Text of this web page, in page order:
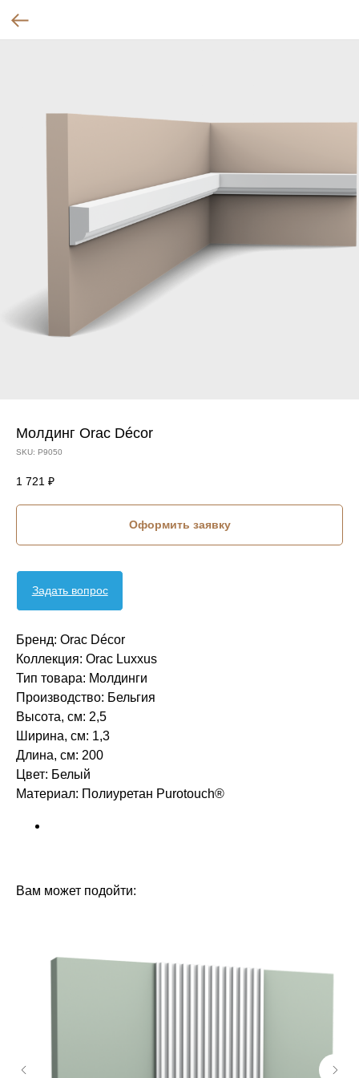
Молдинг Orac Décor
SKU: P9050
1 721 ₽
Оформить заявку
Задать вопрос
Бренд: Orac Décor
Коллекция: Orac Luxxus
Тип товара: Молдинги
Производство: Бельгия
Высота, см: 2,5
Ширина, см: 1,3
Длина, см: 200
Цвет: Белый
Материал: Полиуретан Purotouch® ‎
Вам может подойти: